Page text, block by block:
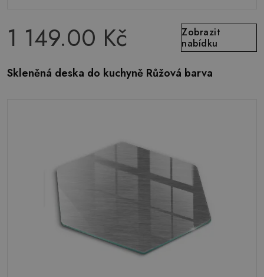
1 149.00 Kč
Zobrazit
nabídku
Skleněná deska do kuchyně Růžová barva